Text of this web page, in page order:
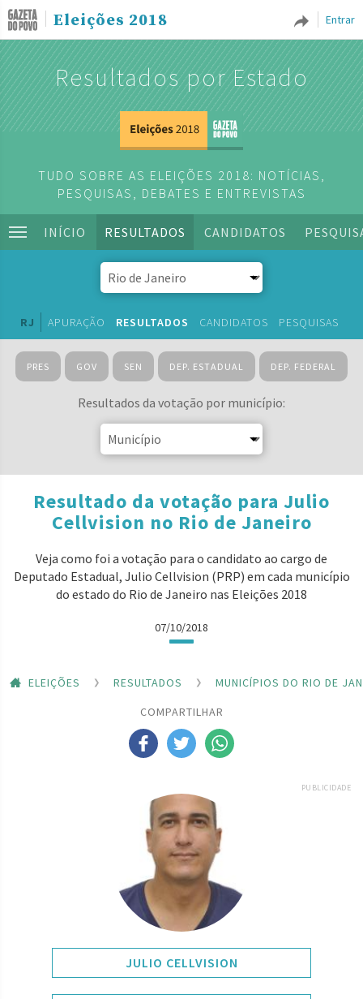
Entrar
Eleições 2018
Resultados por Estado
TUDO SOBRE AS ELEIÇÕES 2018: NOTÍCIAS,
PESQUISAS, DEBATES E ENTREVISTAS
INÍCIO RESULTADOS CANDIDATOS
RJ APURAÇÃO RESULTADOS CANDIDATOS PESQUISAS
PRES GOV SEN DEP. ESTADUAL DEP. FEDERAL
Resultados da votação por município:
Resultado da votação para Julio
Cellvision no Rio de Janeiro
Veja como foi a votação para o candidato ao cargo de
Deputado Estadual, Julio Cellvision (PRP) em cada município
do estado do Rio de Janeiro nas Eleições 2018
07/10/2018
ELEIÇÕES RESULTADOS
MUNICÍPIOS DO RIO DE
COMPARTILHAR
PUBLICIDADE
JULIO CELLVISION